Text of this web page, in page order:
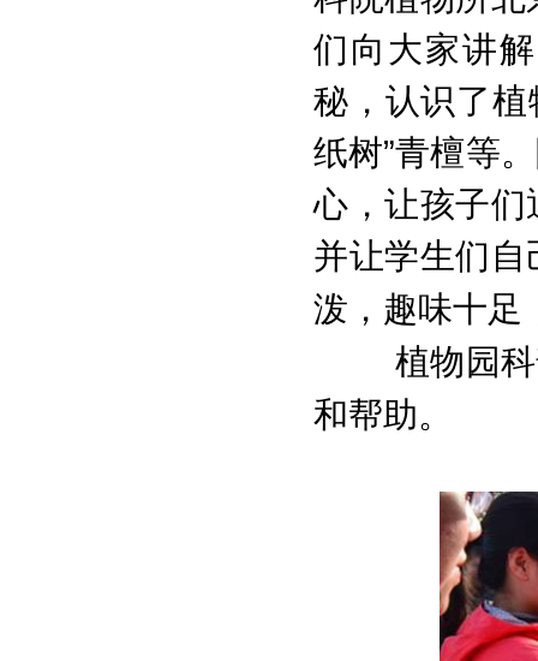
们向大家讲
秘，认识了植
纸树”青檀等
心，让孩子
并让学生们
泼，趣味十足
植物园
和帮助。